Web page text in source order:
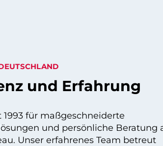
und Erfahrung
für maßgeschneiderte
und persönliche Beratung
Unser erfahrenes Team betreut